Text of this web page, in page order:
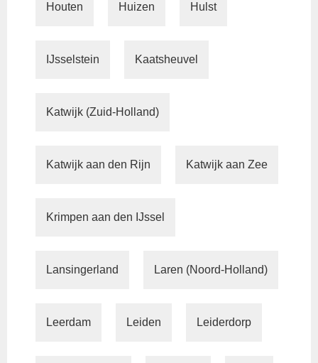
Houten Huizen Hulst
IJsselstein Kaatsheuvel
Katwijk (Zuid-Holland)
Katwijk aan den Rijn Katwijk aan Zee
Krimpen aan den IJssel
Lansingerland Laren (Noord-Holland)
Leerdam Leiden Leiderdorp